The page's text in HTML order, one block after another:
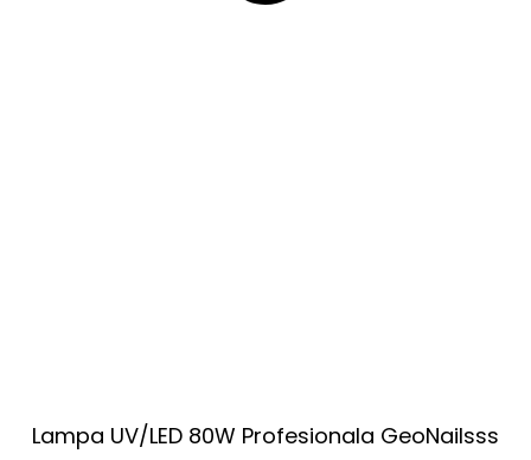
Lampa UV/LED 80W Profesionala GeoNailsss